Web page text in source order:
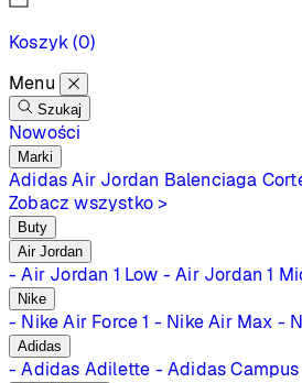
Koszyk(0)
Menu
Szukaj
Nowości
Marki
Adidas Air Jordan Balenciaga
Zobacz wszystko >
Buty
Air Jordan
- Air Jordan 1 Low - Air Jordan 1
Nike
- Nike Air Force 1 - Nike Air Max -
Adidas
- Adidas Adilette - Adidas Campus